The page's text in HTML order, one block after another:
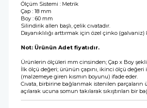
Ölçüm Sistemi : Metrik
Çap : 18 mm
Boy : 60 mm
Silindirik allen başlı, çelik cıvatadır.
Dayanıklılığı arttırmak için özel çinko (galvaniz)
Not: Ürünün Adet fiyatıdır.
Ürünlerin ölçüleri mm cinsinden; Çap x Boy
İlk ölçü değeri; ürünün çapını, ikinci ölçü değeri
(malzemeye giren kısmın boyunu) ifade eder.
Cıvata, birbirine bağlanmak istenilen parçaların
açılarak ucuna somun takılarak sıkıştırılan bir